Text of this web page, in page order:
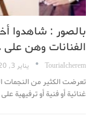
بالصور : شاهدوا
الفنانات وهن
TouriaIcherem يناير 3, 2020
تعرضت الكثير من النجمات
غنائية أو فنية أو